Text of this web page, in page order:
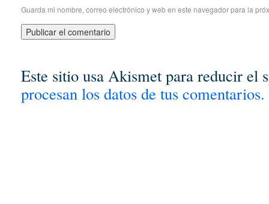
Guarda mi nombre, correo electrónico y web en este navegador para la
Este sitio usa Akismet para reducir el
procesan los datos de tus comentarios.